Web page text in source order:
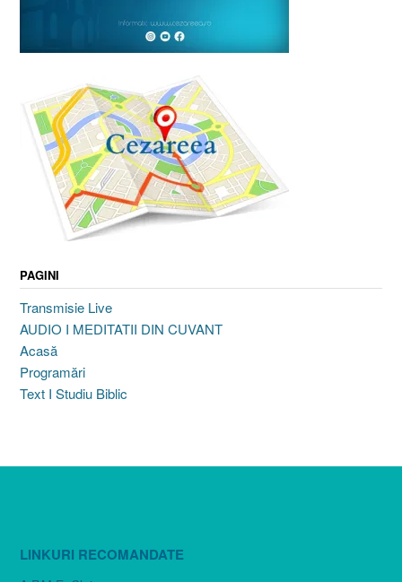
PAGINI
Transmisie Live
AUDIO I MEDITATII DIN CUVANT
Acasă
Programări
Text I Studiu Biblic
LINKURI RECOMANDATE